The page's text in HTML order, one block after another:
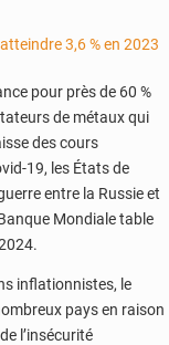
pour près de 60 %
de métaux qui
des cours
19, les États de
entre la Russie et
Mondiale table
inflationnistes, le
pays en raison
l’insécurité